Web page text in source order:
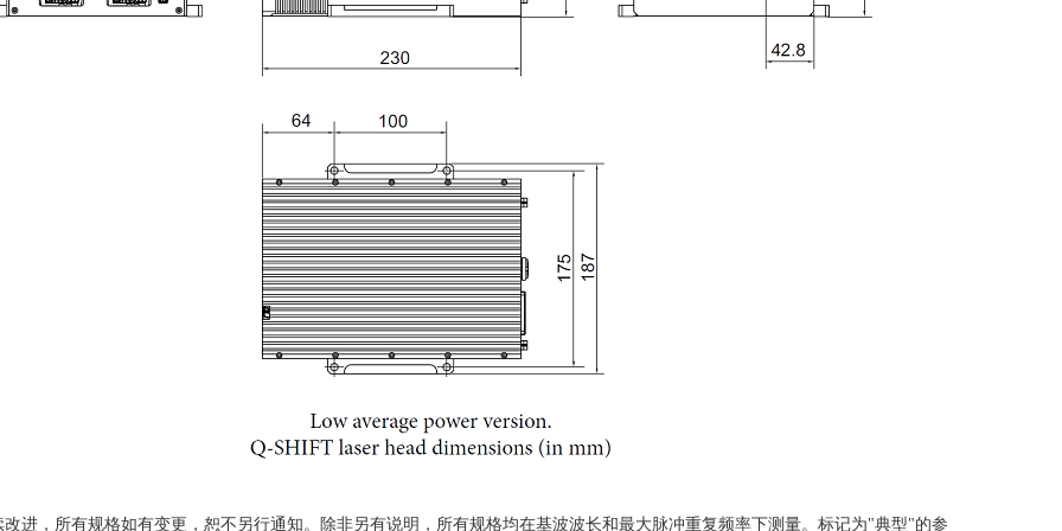
改进，所有规格如有变更，恕不另行通知。除非另有说明，所有规格均在基波波长和最大脉冲重复频率下测量。标记为"典型"的参